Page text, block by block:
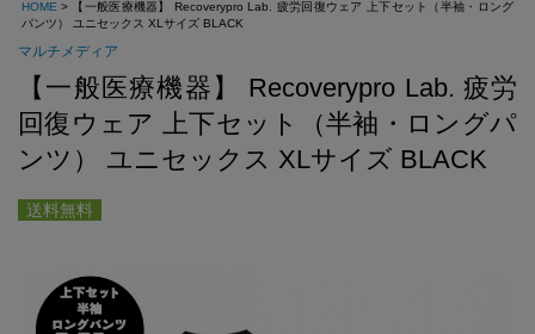
HOME > 【一般医療機器】 Recoverypro Lab. 疲労回復ウェア 上下セット（半袖・ロング
パンツ） ユニセックス XLサイズ BLACK
マルチメディア
【一般医療機器】 Recoverypro Lab. 疲労
回復ウェア 上下セット（半袖・ロングパ
ンツ） ユニセックス XLサイズ BLACK
送料無料